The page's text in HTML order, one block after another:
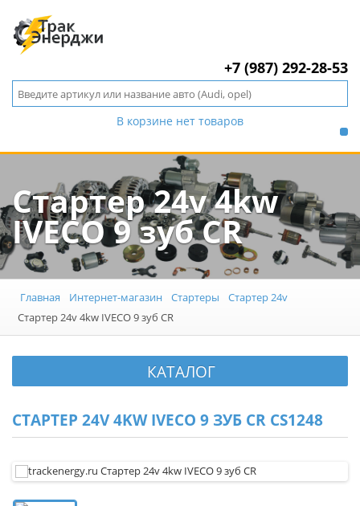
+7 (987) 292-28-53
В корзине нет товаров
Стартер 24v 4kw
IVECO 9 зуб CR
Главная Интернет-магазин Стартеры
Стартер 24v
Стартер 24v 4kw IVECO 9 зуб CR
КАТАЛОГ
СТАРТЕР 24V 4KW IVECO 9 ЗУБ CR CS1248